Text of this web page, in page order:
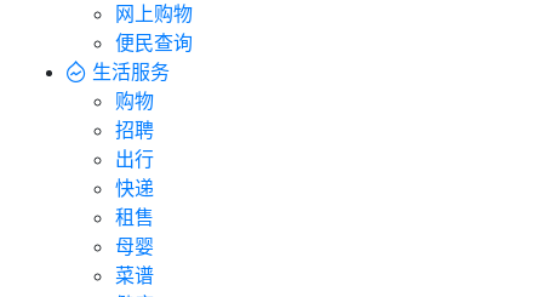
网上购物
便民查询
生活服务
购物
招聘
出行
快递
租售
母婴
菜谱